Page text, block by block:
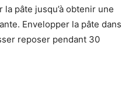
la pâte jusqu’à obtenir une
Envelopper la pâte dans
reposer pendant 30